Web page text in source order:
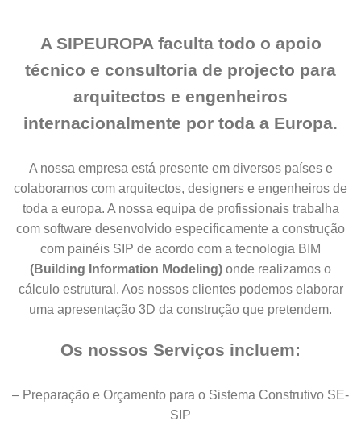
A SIPEUROPA faculta todo o apoio
técnico e consultoria de projecto para
arquitectos e engenheiros
internacionalmente por toda a Europa.
A nossa empresa está presente em diversos países e
colaboramos com arquitectos, designers e engenheiros de
toda a europa. A nossa equipa de profissionais trabalha
com software desenvolvido especificamente a construção
com painéis SIP de acordo com a tecnologia BIM
(Building Information Modeling) onde realizamos o
cálculo estrutural. Aos nossos clientes podemos elaborar
uma apresentação 3D da construção que pretendem.
Os nossos Serviços incluem:
– Preparação e Orçamento para o Sistema Construtivo SE-
SIP